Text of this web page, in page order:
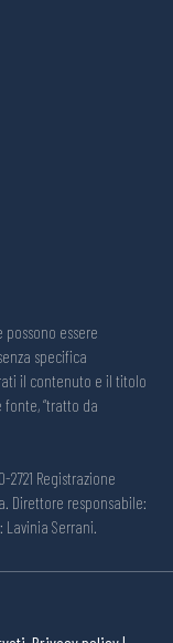
essere
specifica
il contenuto e il titolo
“tratto da
2721 Registrazione
Direttore responsabile:
Lavinia Serrani.